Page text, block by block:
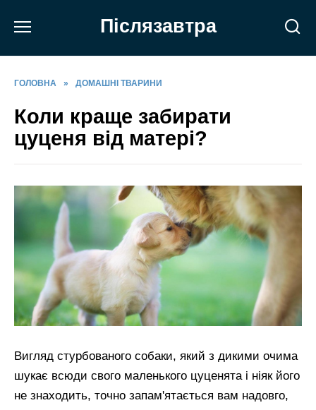
Післязавтра
ГОЛОВНА » ДОМАШНІ ТВАРИНИ
Коли краще забирати
цуценя від матері?
Вигляд стурбованого собаки, який з дикими очима
шукає всюди свого маленького цуценята і ніяк його
не знаходить, точно запам'ятається вам надовго,